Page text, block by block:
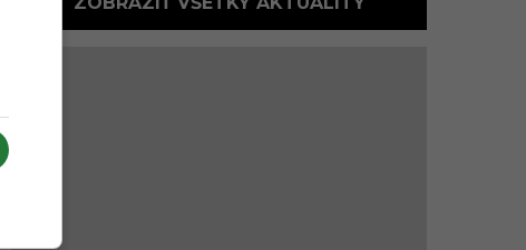
NOVÚ POBOČKU, KTORÁ UĽAHČÍ